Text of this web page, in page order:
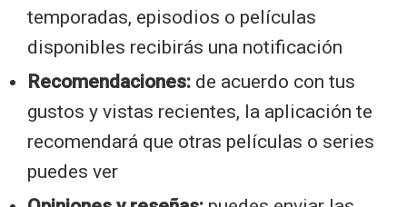
temporadas, episodios o películas
disponibles recibirás una notificación
Recomendaciones: de acuerdo con tus
gustos y vistas recientes, la aplicación te
recomendará que otras películas o series
puedes ver